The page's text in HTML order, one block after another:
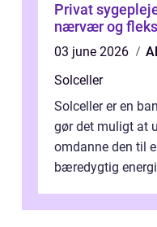
Privat sygepleje i
nærvær og
03 june 2026
Solceller
Solceller er en
gør det muligt at
omdanne den til
bæredygtig